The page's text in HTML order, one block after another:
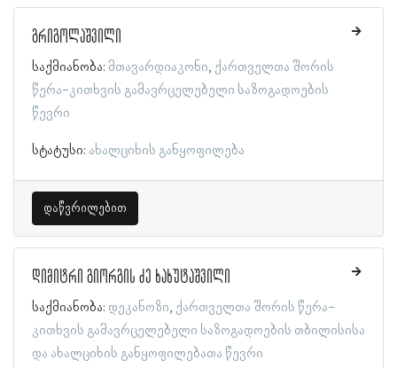
გრიგოლაშვილი
საქმიანობა: მთავარდიაკონი ქართველთა შორის
წერა-კითხვის გამავრცელებელი საზოგადოების
წევრი
სტატუსი: ახალციხის განყოფილება
დაწვრილებით
დიმიტრი გიორგის ძე ხახუტაშვილი
საქმიანობა: დეკანოზი ქართველთა შორის წერა-
კითხვის გამავრცელებელი საზოგადოების თბილისისა
და ახალციხის განყოფილებათა წევრი